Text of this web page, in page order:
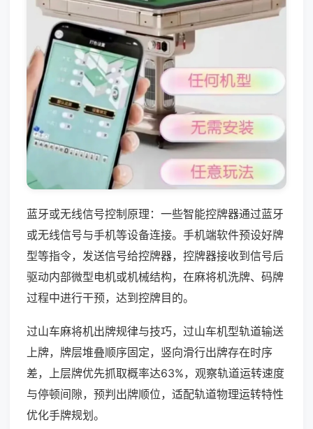
蓝牙或无线信号控制原理：一些智能控牌器通过蓝牙
或无线信号与手机等设备连接。手机端软件预设好牌
型等指令，发送信号给控牌器，控牌器接收到信号后
驱动内部微型电机或机械结构，在麻将机洗牌、码牌
过程中进行干预，达到控牌目的。
过山车麻将机出牌规律与技巧，过山车机型轨道输送
上牌，牌层堆叠顺序固定，竖向滑行出牌存在时序
差，上层牌优先抓取概率达63%，观察轨道运转速度
与停顿间隙，预判出牌顺位，适配轨道物理运转特性
优化手牌规划。